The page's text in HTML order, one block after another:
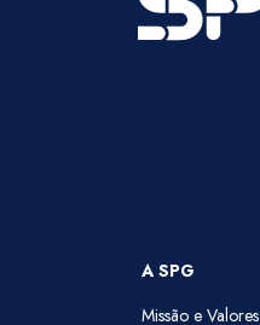
A SPG
Missão e Valores